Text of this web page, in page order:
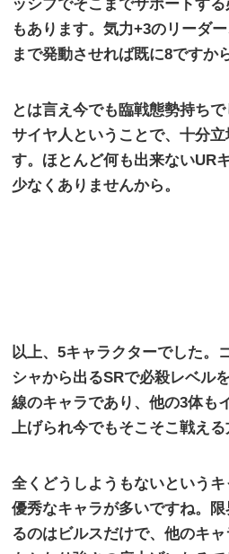
ッシブでそこまでサポートす
もあります。気力+3のリーダ
まで発動させれば既に8ですか
とは言え今でも臨戦態勢持ち
サイヤ人ということで、十分
す。ほとんど何も出来ないUR
少なくありませんから。
以上、5キャラクターでした。
シャから出るSRで必殺レベル
線のキャラであり、他の3体も
上げられ今でもそこそこ戦える
全くどうしようもないというキ
優秀なキャラが多いですね。
るのはビルスだけで、他のキ